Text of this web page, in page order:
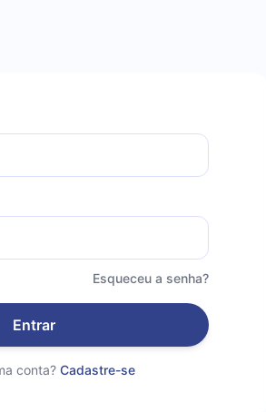
Esqueceu a senha?
Entrar
conta? Cadastre-se